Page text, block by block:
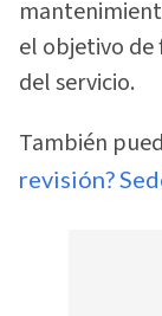
el objetivo de
del servicio.
También
revisión?